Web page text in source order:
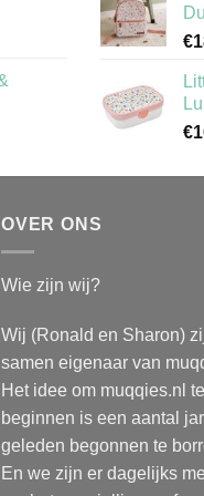
€
€
OVER ONS
Wie zijn wij?
Wij (Ronald en Sharon)
samen eigenaar van
Het idee om muqqies.nl te
beginnen is een aantal
geleden begonnen te
En we zijn er dagelijks